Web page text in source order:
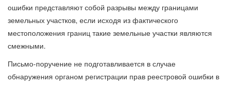
ошибки представляют собой разрывы между границами
земельных участков, если исходя из фактического
местоположения границ такие земельные участки являются
смежными.
Письмо-поручение не подготавливается в случае
обнаружения органом регистрации прав реестровой ошибки в